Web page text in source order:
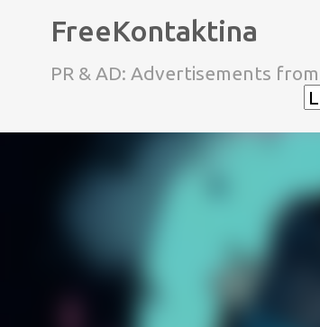
FreeKontaktina
PR & AD: Advertisements